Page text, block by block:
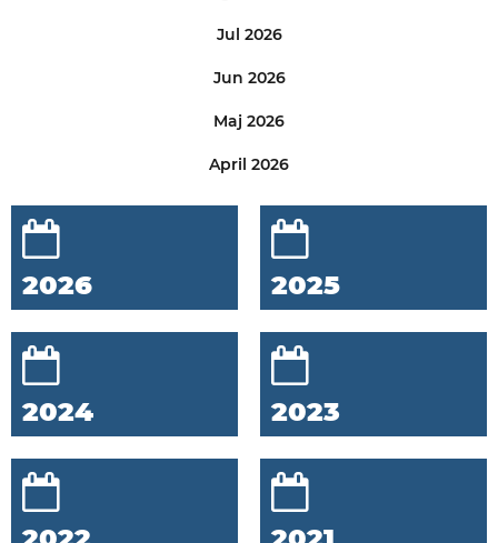
Jul 2026
Jun 2026
Maj 2026
April 2026
2026 2025
2024 2023